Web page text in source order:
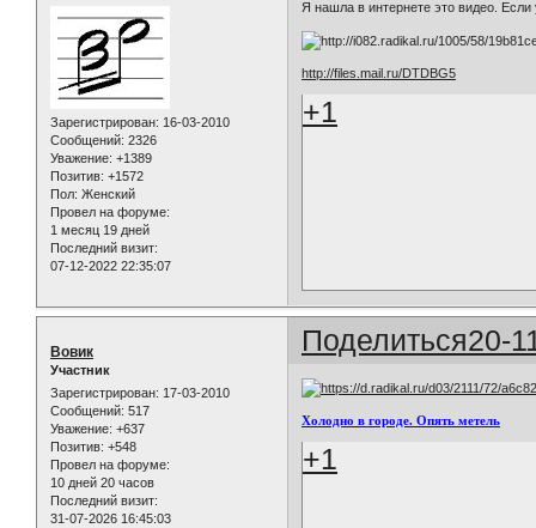
Зарегистрирован: 16-03-2010
Сообщений: 2326
Уважение: +1389
Позитив: +1572
Пол: Женский
Провел на форуме:
1 месяц 19 дней
Последний визит:
07-12-2022 22:35:07
Я нашла в интернете это видео. Если
http://files.mail.ru/DTDBG5
+1
Поделиться20-
Вовик
Участник
Зарегистрирован: 17-03-2010
Сообщений: 517
Уважение: +637
Позитив: +548
Провел на форуме:
10 дней 20 часов
Последний визит:
31-07-2026 16:45:03
Холодно в городе. Опять метель
+1